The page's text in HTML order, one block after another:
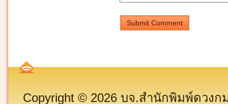
Submit Comment
Copyright © 2026 บจ.สำนักพิมพ์ดวงก